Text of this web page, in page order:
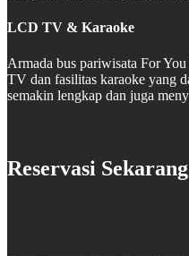
LCD TV & Karaoke
Armada bus pariwisata For
TV dan fasilitas karaoke yang
semakin lengkap dan juga
Reservasi